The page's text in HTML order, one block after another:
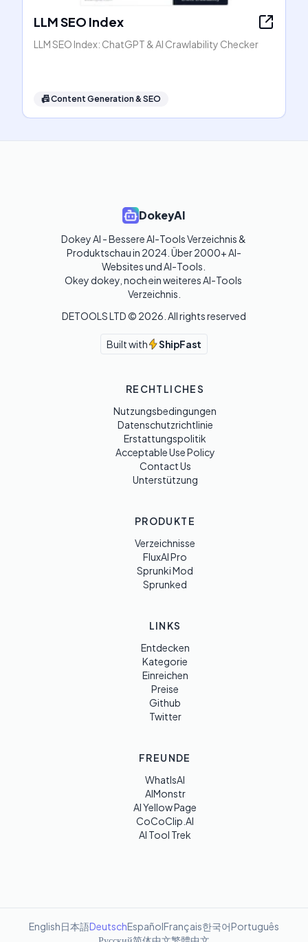
LLM SEO Index
LLM SEO Index: ChatGPT & AI Crawlability Checker
📠Content Generation & SEO
DokeyAI
Dokey AI - Bessere AI-Tools Verzeichnis &
Produktschau in 2024. Über 2000+ AI-
Websites und AI-Tools.
Okey dokey, noch ein weiteres AI-Tools
Verzeichnis.
DETOOLS LTD © 2026 . All rights reserved
Built with ShipFast
RECHTLICHES
Nutzungsbedingungen
Datenschutzrichtlinie
Erstattungspolitik
Acceptable Use Policy
Contact Us
Unterstützung
PRODUKTE
Verzeichnisse
FluxAI Pro
Sprunki Mod
Sprunked
LINKS
Entdecken
Kategorie
Einreichen
Preise
Github
Twitter
FREUNDE
WhatIsAI
AIMonstr
AI Yellow Page
CoCoClip.AI
AI Tool Trek
English日本語DeutschEspañolFrançais한국어Português